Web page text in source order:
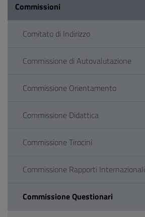
Commissioni
Comitato di Indirizzo
Commissione di Autovalutazione
Commissione Orientamento
Commissione Didattica
Commissione Tirocini
Commissione Rapporti Internazionali
Commissione Questionari